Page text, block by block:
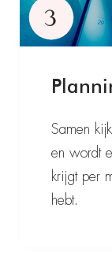
Samen
en wordt
krijgt per
hebt.